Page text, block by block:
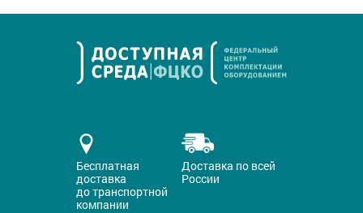
Бесплатная
доставка
до транспортной
компании
Доставка по всей
России